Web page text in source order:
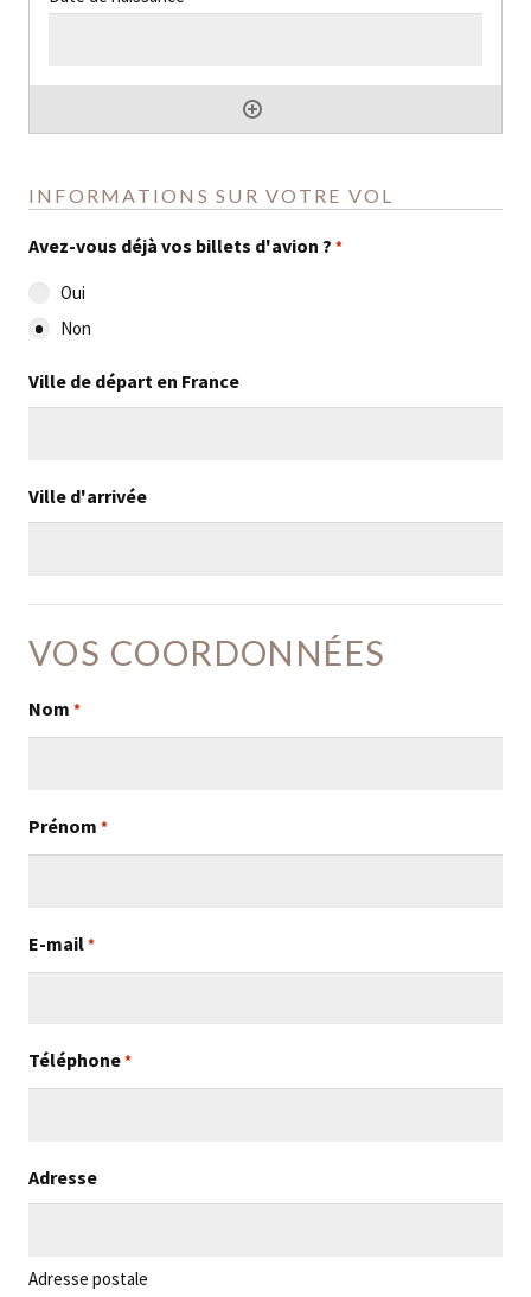
INFORMATIONS SUR VOTRE VOL
Avez-vous déjà vos billets d'avion ? *
Oui
Non
Ville de départ en France
Ville d'arrivée
VOS COORDONNÉES
Nom *
Prénom *
E-mail*
Téléphone*
Adresse
Adresse postale